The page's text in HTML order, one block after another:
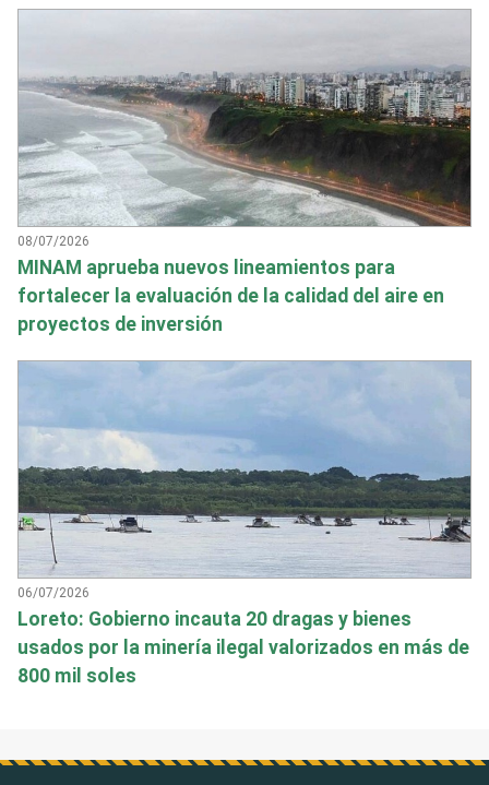
08/07/2026
MINAM aprueba nuevos lineamientos para
fortalecer la evaluación de la calidad del aire en
proyectos de inversión
06/07/2026
Loreto: Gobierno incauta 20 dragas y bienes
usados por la minería ilegal valorizados en más de
800 mil soles